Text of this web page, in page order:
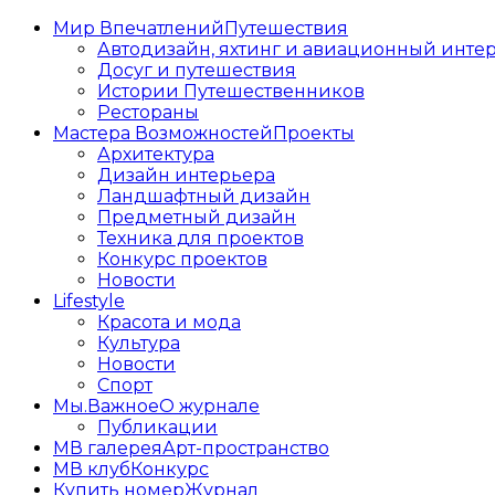
Мир Впечатлений Путешествия
Автодизайн, яхтинг и авиационный
Досуг и путешествия
Истории Путешественников
Рестораны
Мастера Возможностей Проекты
Архитектура
Дизайн интерьера
Ландшафтный дизайн
Предметный дизайн
Техника для проектов
Конкурс проектов
Новости
Lifestyle
Красота и мода
Культура
Новости
Спорт
Мы.ВажноеО журнале
Публикации
МВ галереяАрт-пространство
МВ клуб Конкурс
Купить номерЖурнал